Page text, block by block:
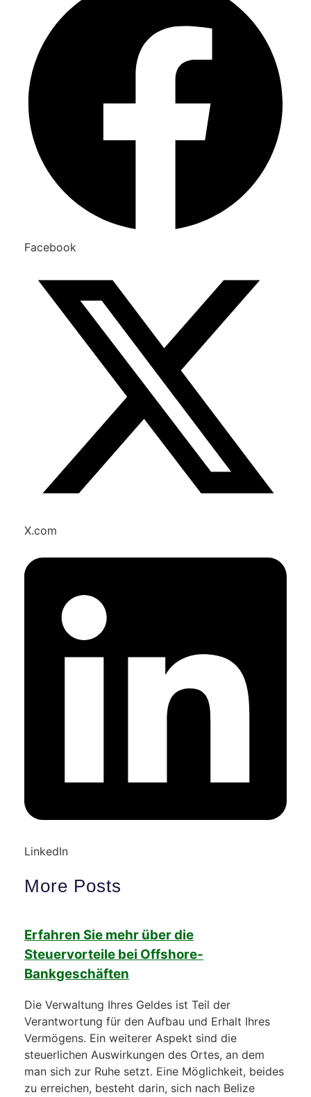
Facebook
X.com
LinkedIn
More Posts
Erfahren Sie mehr über die
Steuervorteile bei Offshore-
Bankgeschäften
Die Verwaltung Ihres Geldes ist Teil der
Verantwortung für den Aufbau und Erhalt Ihres
Vermögens. Ein weiterer Aspekt sind die
steuerlichen Auswirkungen des Ortes, an dem
man sich zur Ruhe setzt. Eine Möglichkeit, beides
zu erreichen, besteht darin, sich nach Belize